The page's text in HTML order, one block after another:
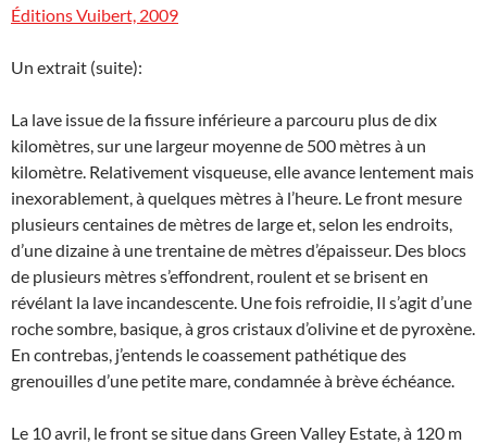
Éditions Vuibert, 2009
Un extrait (suite):
La lave issue de la fissure inférieure a parcouru plus de dix
kilomètres, sur une largeur moyenne de 500 mètres à un
kilomètre. Relativement visqueuse, elle avance lentement mais
inexorablement, à quelques mètres à l’heure. Le front mesure
plusieurs centaines de mètres de large et, selon les endroits,
d’une dizaine à une trentaine de mètres d’épaisseur. Des blocs
de plusieurs mètres s’effondrent, roulent et se brisent en
révélant la lave incandescente. Une fois refroidie, Il s’agit d’une
roche sombre, basique, à gros cristaux d’olivine et de pyroxène.
En contrebas, j’entends le coassement pathétique des
grenouilles d’une petite mare, condamnée à brève échéance.
Le 10 avril, le front se situe dans Green Valley Estate, à 120 m